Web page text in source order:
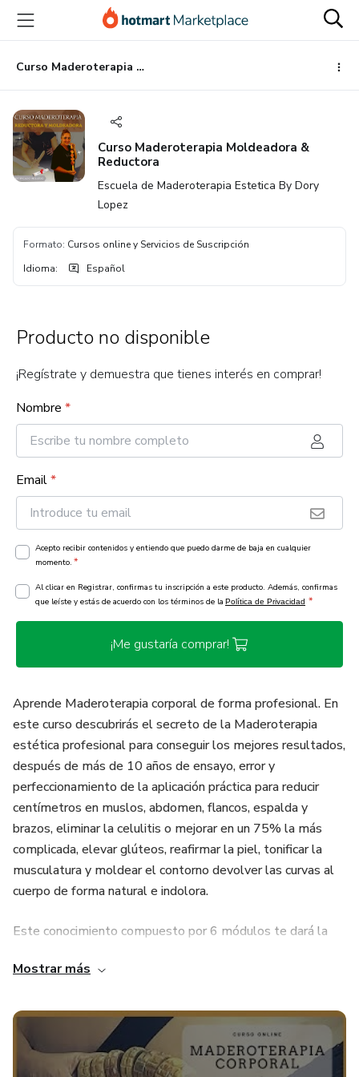
principal
página
de
página
Curso Maderoterapia Moldeadora & Reductora
Curso Maderoterapia Moldeadora &
Reductora
Escuela de Maderoterapia Estetica By Dory
Lopez
Formato: Cursos online y Servicios de Suscripción
Idioma: Español
Producto no disponible
¡Regístrate y demuestra que tienes interés en comprar!
Nombre *
Email*
Acepto recibir contenidos y entiendo que puedo darme de baja en cualquier
momento. *
Al clicar en Registrar, confirmas tu inscripción a este producto. Además, confirmas
que leíste y estás de acuerdo con los términos de la Política de Privacidad *
¡Me gustaría comprar!
Aprende Maderoterapia corporal de forma profesional. En
este curso descubrirás el secreto de la Maderoterapia
estética profesional para conseguir los mejores resultados,
después de más de 10 años de ensayo, error y
perfeccionamiento de la aplicación práctica para reducir
centímetros en muslos, abdomen, flancos, espalda y
brazos, eliminar la celulitis o mejorar en un 75% la más
complicada, elevar glúteos, reafirmar la piel, tonificar la
musculatura y moldear el contorno devolver las curvas al
cuerpo de forma natural e indolora.
Este conocimiento compuesto por 6 módulos te dará la
masaje o servicios estéticos, haciendo que tus clientes
recuperar y mantener su figura.
¿Qué aprenderás en este curso?
Mostrar más